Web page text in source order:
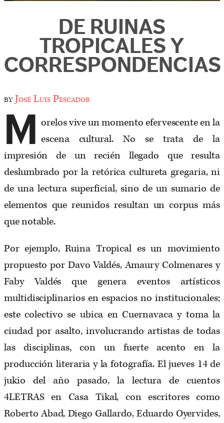
DE RUINAS
TROPICALES Y
CORRESPONDENCIAS
byJosé Luis Pescador
M
orelos vive un momento efervescente en la
escena cultural. No se trata de la
impresión de un recién llegado que resulta
deslumbrado por la retórica cultureta gregaria, ni
de una lectura superficial, sino de un sumario de
elementos que reunidos resultan un corpus más
que notable.
Por ejemplo, Ruina Tropical es un movimiento
propuesto por Davo Valdés, Amaury Colmenares y
Faby Valdés que genera eventos artísticos
multidisciplinarios en espacios no institucionales;
este colectivo se ubica en Cuernavaca y toma la
ciudad por asalto, involucrando artistas de todas
las disciplinas, con un fuerte acento en la
producción literaria y la fotografía. El jueves 14 de
jukio del año pasado, la lectura de cuentos
4LETRAS en Casa Tikal, con escritores como
Roberto Abad, Diego Gallardo, Eduardo Oyervides,